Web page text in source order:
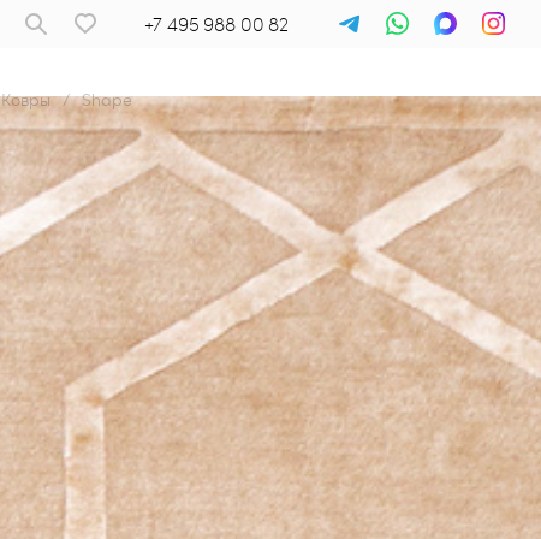
+7 495 988 00 82
Ковры / Shape